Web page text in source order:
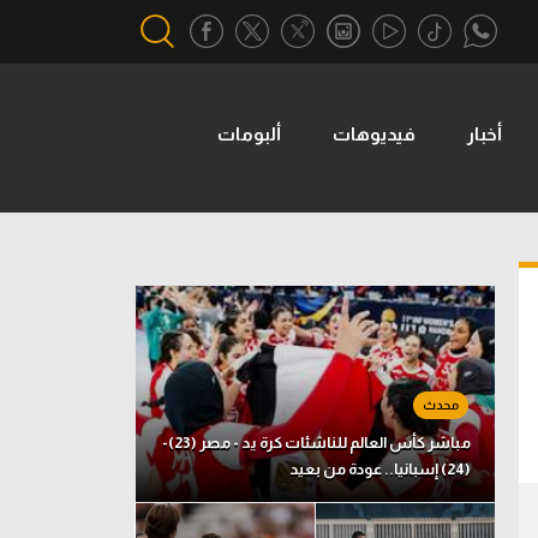
تحقيق في الجول
تقرير في الجول
تحليل في الجول
حكايات في الجول
كويز في الجول
فيديو في الجول
أخبار فيديوهات ألبومات
مباشر كأس العالم للناشئات كرة يد - مصر (23)-
(24) إسبانيا.. عودة من بعيد